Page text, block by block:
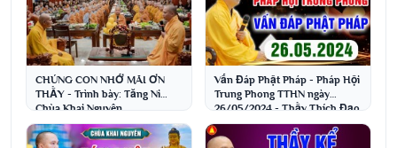
CHÚNG CON NHỚ MÃI ƠN
THẦY - Trình bày: Tăng Ni
Chùa Khai Nguyên
Vấn Đáp Phật Pháp - Pháp Hội
Trung Phong TTHN ngày
26/05/2024 - Thầy Thích Đạo
Thịnh